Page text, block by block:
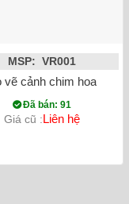
MSP: VR001
vẽ cảnh chim hoa
Đã bán: 91
Giá cũ :Liên hệ